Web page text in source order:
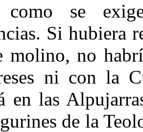
como se
Si hubiera
molino, no
ni con la
en las
de la